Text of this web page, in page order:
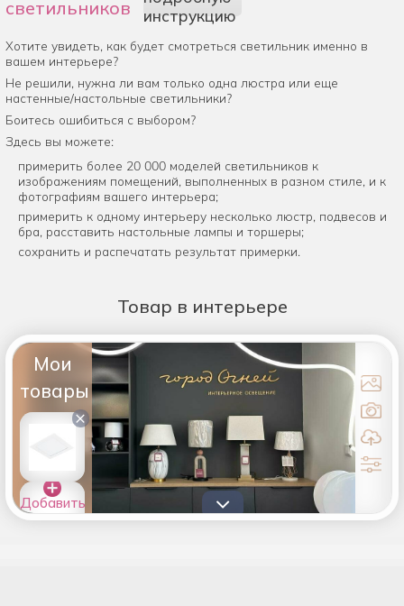
светильников
инструкцию
Хотите увидеть, как будет смотреться светильник именно в
вашем интерьере?
Не решили, нужна ли вам только одна люстра или еще
настенные/настольные светильники?
Боитесь ошибиться с выбором?
Здесь вы можете:
примерить более 20 000 моделей светильников к
изображениям помещений, выполненных в разном стиле, и к
фотографиям вашего интерьера;
примерить к одному интерьеру несколько люстр, подвесов и
бра, расставить настольные лампы и торшеры;
сохранить и распечатать результат примерки.
Товар в интерьере
Мои
товары
×
Добавить
товары в